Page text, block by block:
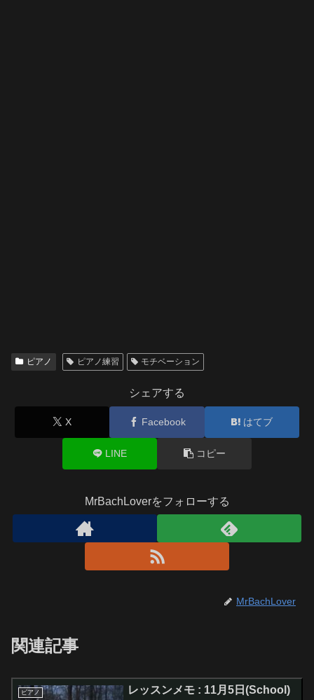
ピアノ ピアノ練習 モチベーション
シェアする
X Facebook はてブ
LINE コピー
MrBachLoverをフォローする
MrBachLover
関連記事
ピアノ レッスンメモ : 11月5日(School)